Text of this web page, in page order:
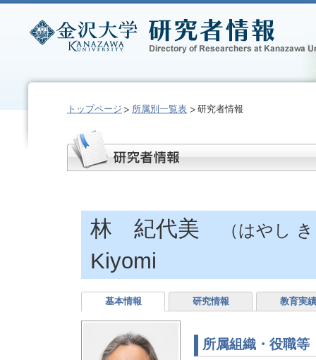
トップページ 所属別一覧表 研究者情報
林 紀代美 （はやし
Kiyomi
基本情報 研究情報 教育実績
所属組織・役職等